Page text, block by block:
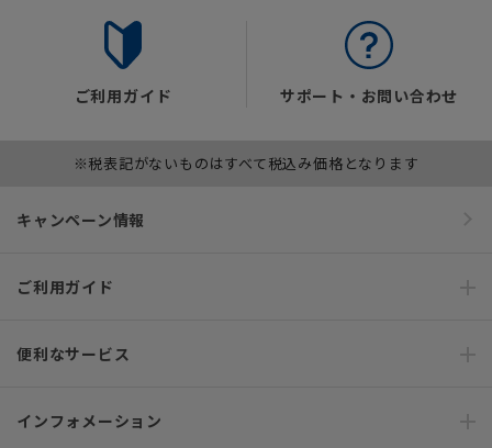
ご利用ガイド サポート・お問い合わせ
※税表記がないものはすべて税込み価格となります
キャンペーン情報
ご利用ガイド
便利なサービス
インフォメーション